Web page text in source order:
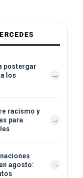
postergar
los
racismo y
para
agosto: